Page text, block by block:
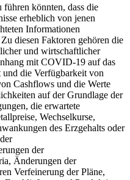
führen könnten, dass die
erheblich von jenen
Informationen
diesen Faktoren gehören die
und wirtschaftlicher
mit COVID-19 auf das
die Verfügbarkeit von
Cashflows und die Werte
auf der Grundlage der
die erwartete
Wechselkurse,
des Erzgehalts oder
der
Änderungen der
Verfeinerung der Pläne,